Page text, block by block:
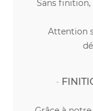
Sans
Attention